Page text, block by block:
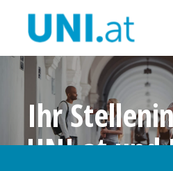
Ihr
UNI.at und